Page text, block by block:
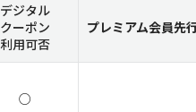
デジタル
クーポン
利用可否
プレミアム会員先
○